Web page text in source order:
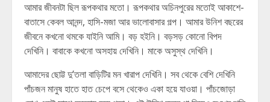
আমার জীবনটা ছিল রূপকথার মতো। রূপকথার অচিনপুরের মতোই আকাশে-
বাতাসে কেবল আনন্দ, হাসি-মজা আর ভালোবাসার গল্প। আমার উনিশ বছরের
জীবনে কখনো থমকে যাইনি আমি। বড় হইনি। বড়সড় কোনো বিপদ
দেখিনি। বাবাকে কখনো অসহায় দেখিনি। মাকে অসুস্থ দেখিনি।
আমাদের ছোট্ট দু’তলা বাড়িটির মন খারাপ দেখিনি। সব থেকে বেশি দেখিনি
পাঁচজন মানুষ হাতে হাত চেপে বসে থেকেও একা হয়ে যাওয়া। পাঁচজোড়া